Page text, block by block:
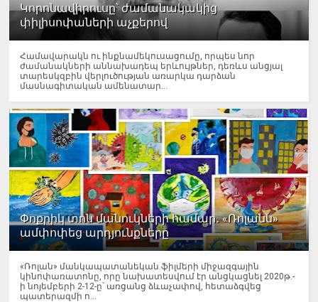
Կորոնավիրուսը՝ ժամանակակից
փիլիսոփաների աչքերով
Համավարակն ու ինքնամեկուսացումը, որպես նոր
ժամանակների աննախադեպ երևույթներ, դեռևս անցյալ
տարեսկզբին վերլուծության առարկա դարձան
մասնագիտական ամենատար...
Փոքրիկ տոն մանուկների համար․ «Ռոլանն»
ամփոփեց արդյունքները
«Ռոլան» մանկապատանեկան ֆիլմերի միջազգային
կինոփառատոնը, որը նախատեսվում էր անցկացնել 2020թ.-
ի նոյեմբերի 2-12-ը՝ առցանց ձևաչափով, հետաձգվեց
պատերազմի ո...